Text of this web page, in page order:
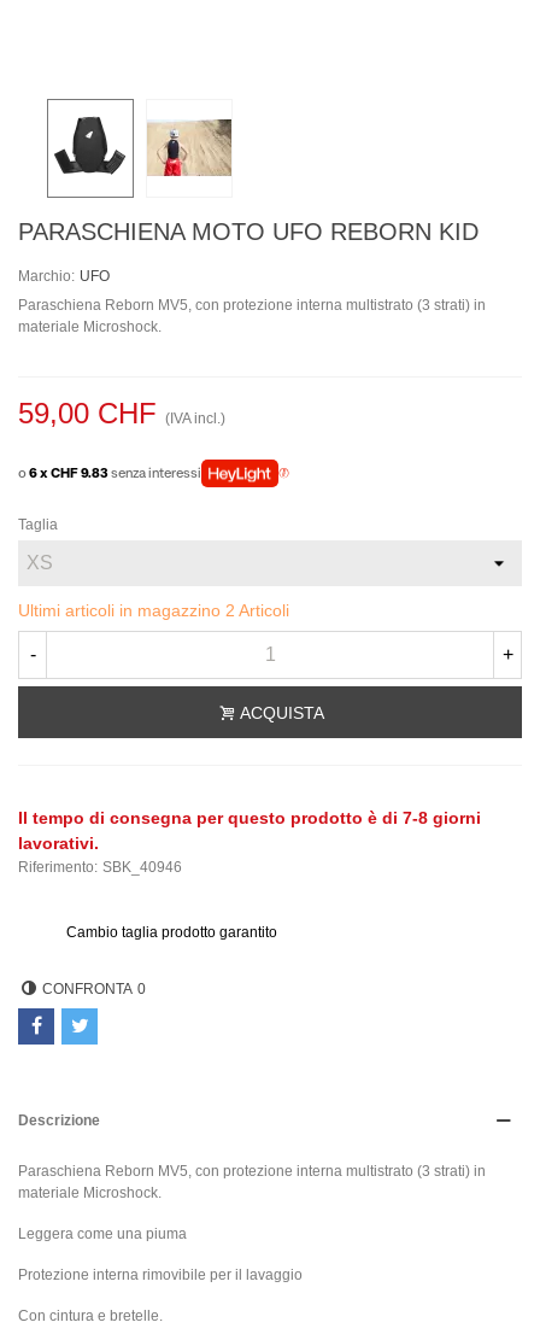
PARASCHIENA MOTO UFO REBORN KID
Marchio: UFO
Paraschiena Reborn MV5, con protezione interna multistrato (3 strati) in
materiale Microshock.
59,00 CHF (IVA incl.)
o6 x CHF 9.83senza interessi
Taglia
Ultimi articoli in magazzino 2 Articoli
- +
ACQUISTA
Il tempo di consegna per questo prodotto è di 7-8 giorni
lavorativi.
Riferimento: SBK_40946
Cambio taglia prodotto garantito
CONFRONTA 0
Descrizione
Paraschiena Reborn MV5, con protezione interna multistrato (3 strati) in
materiale Microshock.
Leggera come una piuma
Protezione interna rimovibile per il lavaggio
Con cintura e bretelle.